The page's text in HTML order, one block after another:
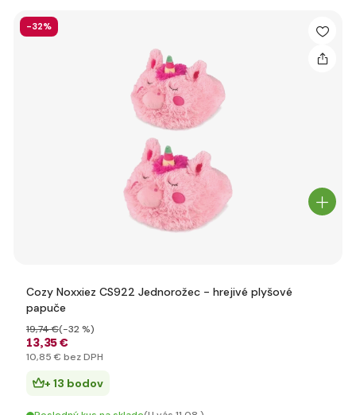
-32%
Cozy Noxxiez CS922 Jednorožec - hrejivé plyšové
papuče
13,35 €
19,74 €(-32 %)
10,85 € bez DPH
+ 13 bodov